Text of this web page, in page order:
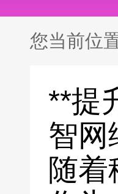
您当前位
**提
智网
随